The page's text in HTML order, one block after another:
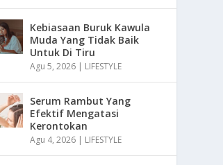
Kebiasaan Buruk Kawula
Muda Yang Tidak Baik
Untuk Di Tiru
Agu 5, 2026 | LIFESTYLE
Serum Rambut Yang
Efektif Mengatasi
Kerontokan
Agu 4, 2026 | LIFESTYLE